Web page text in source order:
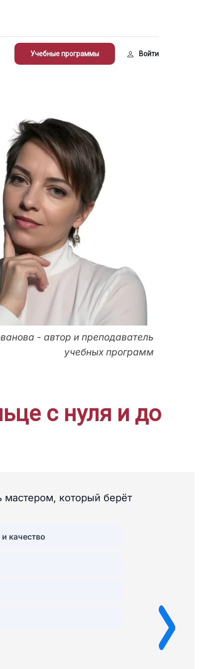
Учебные программы Войти
- автор и преподаватель
учебных программ
с нуля и до